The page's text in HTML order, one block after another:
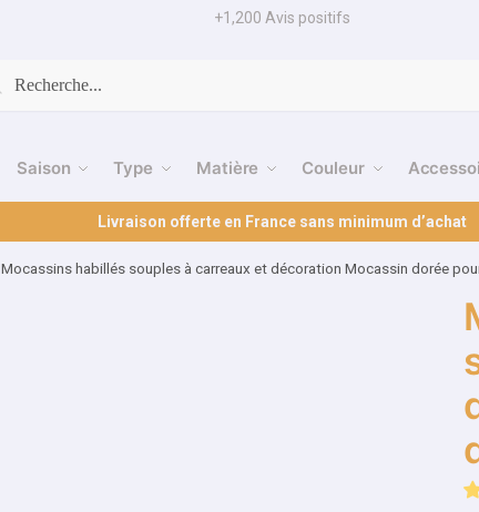
+1,200 Avis positifs
Recherche
Saison Type Matière Couleur
Livraison offerte en France sans minimum d’achat
Mocassins habillés souples à carreaux et décoration Mocassin dorée